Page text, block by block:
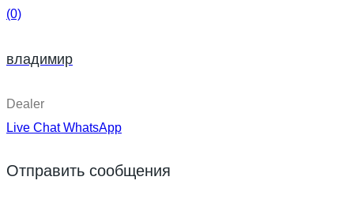
(0)
владимир
Dealer
Live Chat WhatsApp
Отправить сообщения